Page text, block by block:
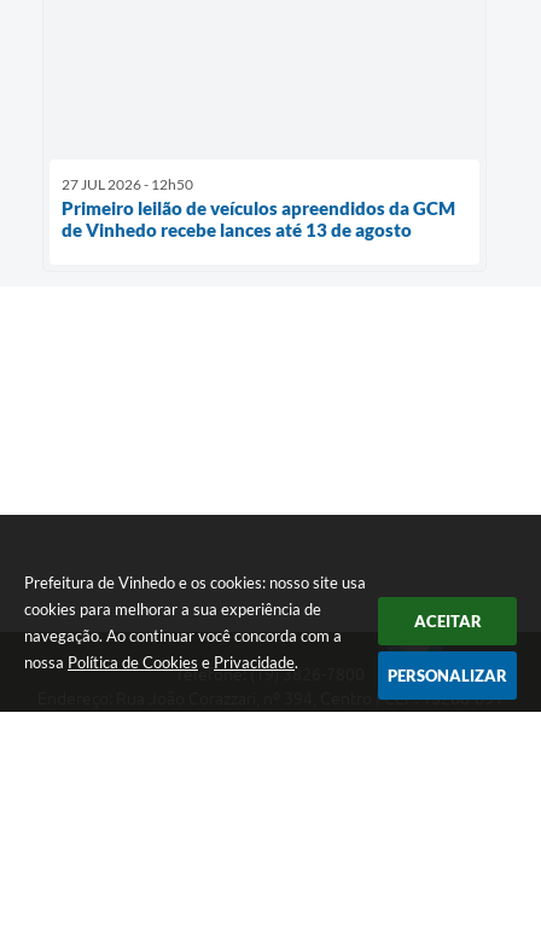
Prefeitura de Vinhedo e os cookies: nosso site usa
cookies para melhorar a sua experiência de
navegação. Ao continuar você concorda com a
nossa Política de Cookies e Privacidade.
ACEITAR
PERSONALIZAR
27 JUL 2026 - 12h50
Primeiro leilão de veículos apreendidos da GCM
de Vinhedo recebe lances até 13 de agosto
Telefone: (19) 3826-7800
Endereço: Rua João Corazzari, nº 394, Centro | CEP: 13280-091